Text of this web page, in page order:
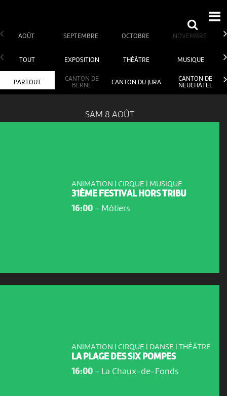
AOÛT SEPTEMBRE OCTOBRE NOVEMBRE
TOUT EXPOSITION THÉÂTRE MUSIQUE
PARTOUT
CANTON DE
BERNE
CANTON DU JURA
CANTON DE
NEUCHÂTEL
SAM 8 AOÛT
ANIMATION | CIRQUE | MUSIQUE
31ÈME FESTIVAL HORS TRIBU
16:00- Môtiers
ANIMATION | CIRQUE | DANSE | THÉÂTRE
LA PLAGE DES SIX POMPES
16:00- La Chaux-de-Fonds